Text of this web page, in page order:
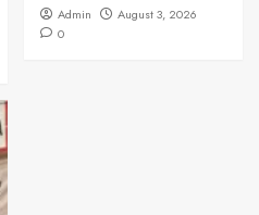
Admin
August 3, 2026
0